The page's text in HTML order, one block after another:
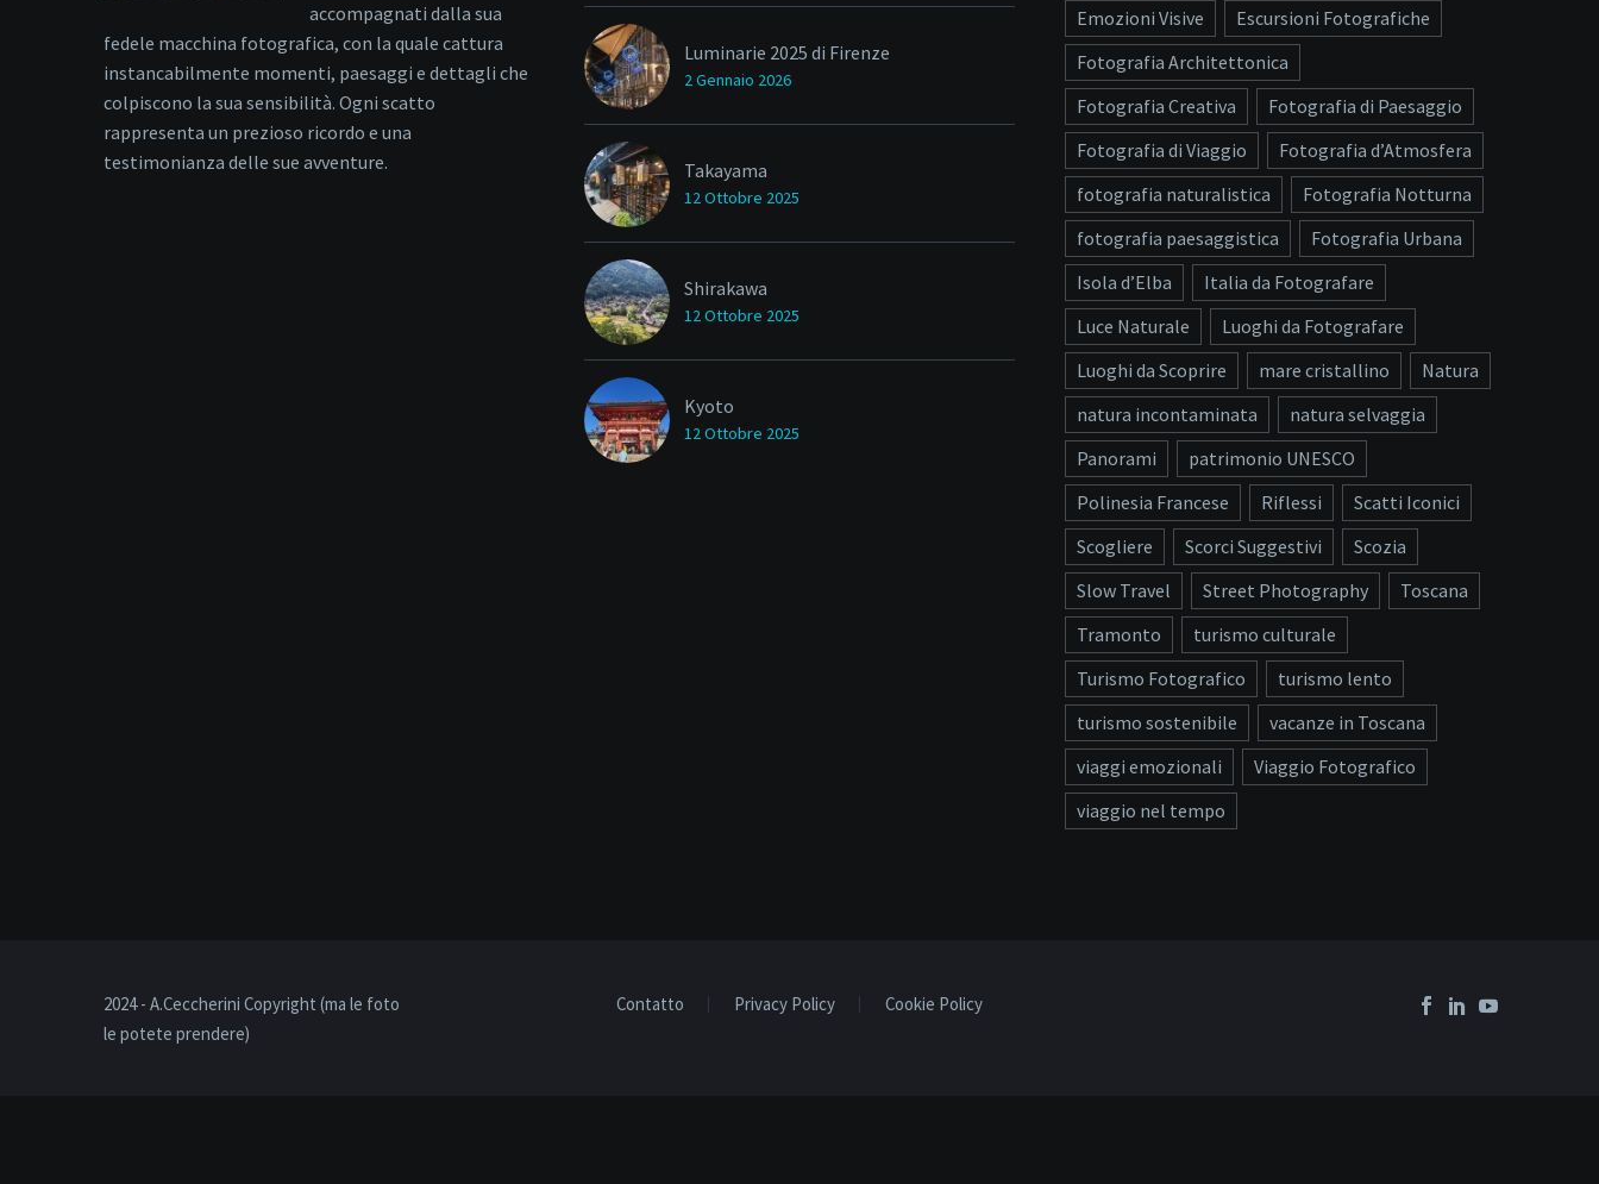
accompagnati dalla sua
fedele macchina fotografica, con la quale cattura
instancabilmente momenti, paesaggi e dettagli che
colpiscono la sua sensibilità. Ogni scatto
rappresenta un prezioso ricordo e una
testimonianza delle sue avventure.
Luminarie 2025 di Firenze
2 Gennaio 2026
Takayama
12 Ottobre 2025
Shirakawa
12 Ottobre 2025
Kyoto
12 Ottobre 2025
Emozioni Visive
Escursioni Fotografiche
Fotografia Architettonica
Fotografia Creativa
Fotografia di Paesaggio
Fotografia di Viaggio
Fotografia d’Atmosfera
fotografia naturalistica
Fotografia Notturna
fotografia paesaggistica
Fotografia Urbana
Isola d’Elba
Italia da Fotografare
Luce Naturale
Luoghi da Fotografare
Luoghi da Scoprire
mare cristallino
Natura
natura incontaminata
natura selvaggia
Panorami
patrimonio UNESCO
Polinesia Francese
Riflessi
Scatti Iconici
Scogliere
Scorci Suggestivi
Scozia
Slow Travel
Street Photography
Toscana
Tramonto
turismo culturale
Turismo Fotografico
turismo lento
turismo sostenibile
vacanze in Toscana
viaggi emozionali
Viaggio Fotografico
viaggio nel tempo
Contatto Privacy Policy Cookie Policy
2024 - A.Ceccherini Copyright (ma le foto
le potete prendere)